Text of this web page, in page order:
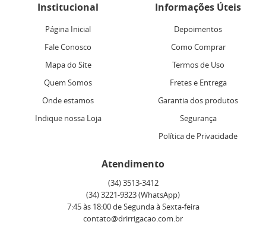
Institucional
Página Inicial
Fale Conosco
Mapa do Site
Quem Somos
Onde estamos
Indique nossa Loja
Informações Úteis
Depoimentos
Como Comprar
Termos de Uso
Fretes e Entrega
Garantia dos produtos
Segurança
Política de Privacidade
Atendimento
(34)3513-3412
(34)3221-9323(WhatsApp)
7:45 às 18:00 de Segunda à Sexta-feira
contato@drirrigacao.com.br